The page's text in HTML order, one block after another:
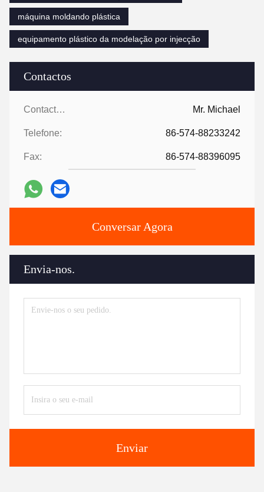
Contactos
Contactos: Mr. Michael
Telefone: 86-574-88233242
Fax: 86-574-88396095
Conversar Agora
Envia-nos.
Enviar
máquina moldando plástica
equipamento plástico da modelação por injecção